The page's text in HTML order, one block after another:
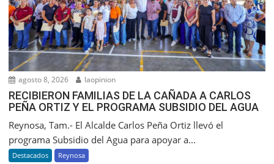
agosto 8, 2026 laopinion
RECIBIERON FAMILIAS DE LA CAÑADA A CARLOS
PEÑA ORTIZ Y EL PROGRAMA SUBSIDIO DEL AGUA
Reynosa, Tam.- El Alcalde Carlos Peña Ortiz llevó el
programa Subsidio del Agua para apoyar a...
Destacados Reynosa